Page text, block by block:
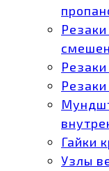
Гайки
Узлы